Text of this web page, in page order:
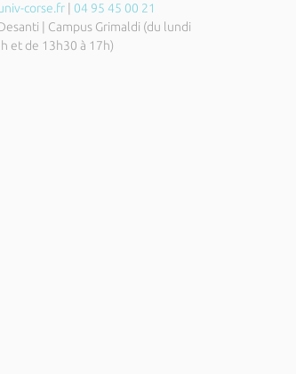
corse.fr| 04 95 45 00 21
| Campus Grimaldi (du lundi
et de 13h30 à 17h)